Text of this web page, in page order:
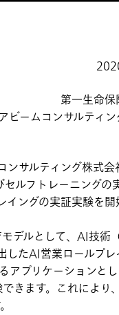
第一生命
アビームコンサルティ
サルティング株式会
ルフトレーニングの
ングの実証実験を開
デルとして、AI技術
たAI営業ロールプ
アプリケーションと
きます。これにより